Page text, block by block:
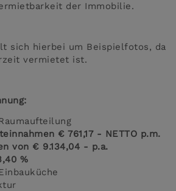
der Immobilie.
sich hierbei um Beispielfotos, da
vermietet ist.
€ 761,17 - NETTO p.m.
von € 9.134,04 - p.a.
%